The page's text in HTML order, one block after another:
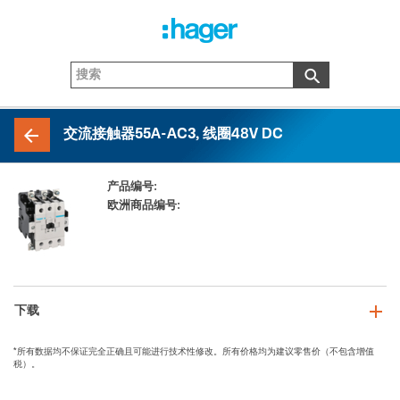
交流接触器55A-AC3, 线圈48V DC
产品编号:
EW050_F
欧洲商品编号:
3250612237906
下载
*所有数据均不保证完全正确且可能进行技术性修改。所有价格均为建议零售价（不包含增值
税）。